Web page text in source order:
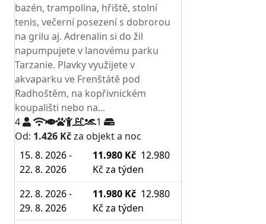
bazén, trampolína, hřiště, stolní
tenis, večerní posezení s dobrorou
na grilu aj. Adrenalin si do žil
napumpujete v lanovému parku
Tarzanie. Plavky využijete v
akvaparku ve Frenštátě pod
Radhoštěm, na kopřivnickém
koupališti nebo na...
4
1
Od: 1.426 Kčza objekt a noc
15. 8. 2026 -
22. 8. 2026
11.980 Kč 12.980
Kč za týden
22. 8. 2026 -
29. 8. 2026
11.980 Kč 12.980
Kč za týden